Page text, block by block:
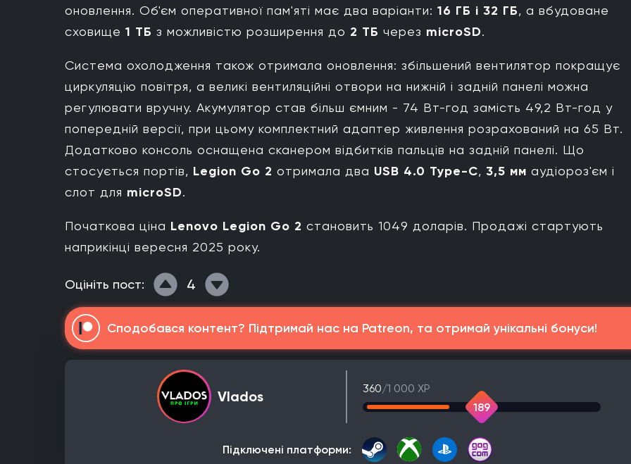
оновлення. Об'єм оперативної пам'яті має два варіанти: 16 ГБ і 32 ГБ, а вбудоване
сховище 1 ТБ з можливістю розширення до 2 ТБ через microSD.
Система охолодження також отримала оновлення: збільшений вентилятор покращує
циркуляцію повітря, а великі вентиляційні отвори на нижній і задній панелі можна
регулювати вручну. Акумулятор став більш ємним - 74 Вт-год замість 49,2 Вт-год у
попередній версії, при цьому комплектний адаптер живлення розрахований на 65 Вт.
Додатково консоль оснащена сканером відбитків пальців на задній панелі. Що
стосується портів, Legion Go 2 отримала два USB 4.0 Type-C, 3,5 мм аудіороз'єм і
слот для microSD.
Початкова ціна Lenovo Legion Go 2 становить 1049 доларів. Продажі стартують
наприкінці вересня 2025 року.
Оцініть пост: 4
Сподобався контент? Підтримай нас на Patreon, та отримай унікальні бонуси!
Vlados 360/1 000 XP
189
Підключені платформи: